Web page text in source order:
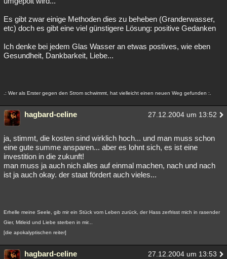
Es gibt zwar einige Methoden dies zu beheben (Granderwasser,
etc) doch es gibt eine viel günstigere Lösung: positive Gedanken
Ich denke bei jedem Glas Wasser an etwas postives, wie eben
Gesundheit, Dankbarkeit, Liebe...
.: Wer als Erster gegen den Strom schwimmt, hat vielleicht einen neuen Weg gefunden :.
hagbard-celine 27.12.2004 um 13:52
ja, stimmt, die kosten sind wirklich hoch... und man muss schon
eine gute summe ansparen... aber es lohnt sich, es ist eine
investition in die zukunft!
man muss ja auch nich alles auf einmal machen, nach und nach
ist ja auch okay. der staat fördert auch vieles...
Erhelle meine Seele, gib mir ein Stück vom Leben zurück, der Hass zerfrisst mich in rasender
Gier, Mitleid und Liebe sterben in mir...
[die apokalyptischen reiter]
hagbard-celine 27.12.2004 um 13:53